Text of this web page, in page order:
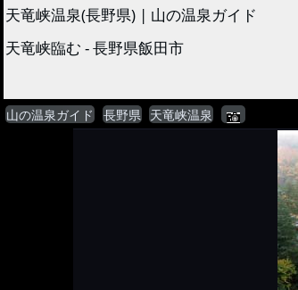
天竜峡温泉(長野県) | 山の温泉ガイド
天竜峡臨む - 長野県飯田市
山の温泉ガイド 長野県 天竜峡温泉